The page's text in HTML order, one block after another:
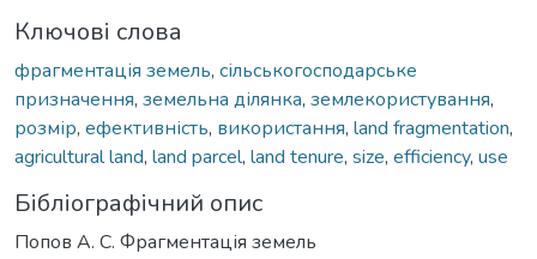
Ключові слова
фрагментація земель, сільськогосподарське
призначення, земельна ділянка, землекористування,
розмір, ефективність, використання, land fragmentation,
agricultural land, land parcel, land tenure, size, efficiency, use
Бібліографічний опис
Попов А. С. Фрагментація земель